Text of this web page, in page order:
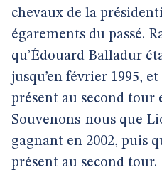
chevaux de la
égarements du passé.
qu’Édouard Balladur
jusqu’en février 1995,
présent au second tour
Souvenons-nous que
gagnant en 2002, puis
présent au second